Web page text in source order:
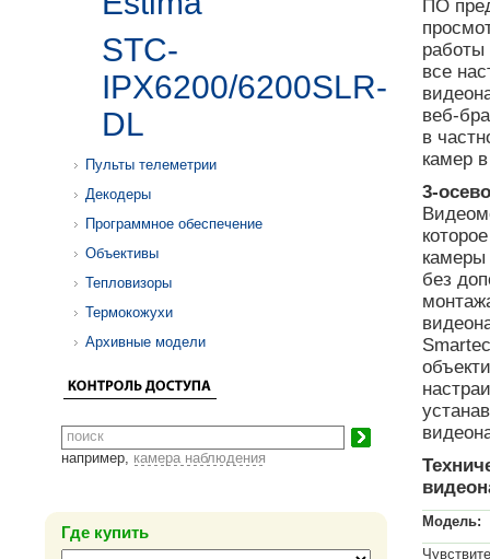
STC-
IPX6200/6200SLR-
DL
Пульты телеметрии
Декодеры
Программное обеспечение
Объективы
Тепловизоры
Термокожухи
Архивные модели
например, камера наблюдения
Где купить
ПО
все
веб-
в
камер
3-
камеры
без
Модель: